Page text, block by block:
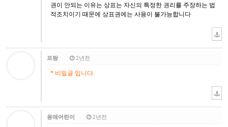
권이 안되는 이유는 상표는 자신의 특정한 권리를 주장하는 법
적조치이기 때문에 상표권에는 사용이 불가능합니다
프랑 2년전
* 비밀글 입니다.
응애어린이 2년전